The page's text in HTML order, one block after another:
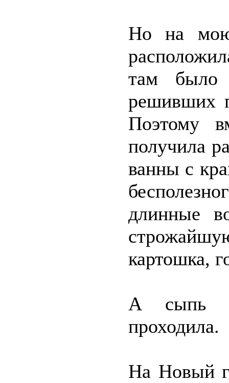
Но на мою
там было
решивших
Поэтому
получила
ванны с
длинные
картошка,
А сыпь
проходила.
На Новый